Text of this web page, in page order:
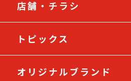
店舗・チラシ
トピックス
オリジナルブランド